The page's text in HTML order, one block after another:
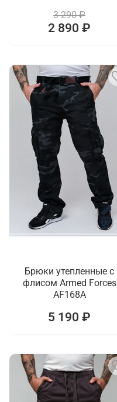
3 290 ₽
2 890 ₽
Брюки утепленные с
флисом Armed Forces
AF168A
5 190 ₽